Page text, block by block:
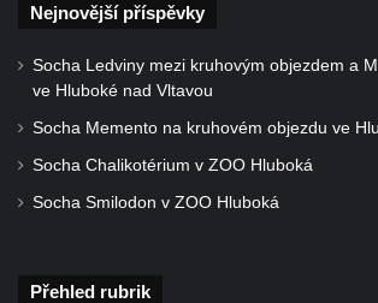
Nejnovější příspěvky
Socha Ledviny mezi kruhovým objezdem a
ve Hluboké nad Vltavou
Socha Memento na kruhovém objezdu ve
Socha Chalikotérium v ZOO Hluboká
Socha Smilodon v ZOO Hluboká
Přehled rubrik